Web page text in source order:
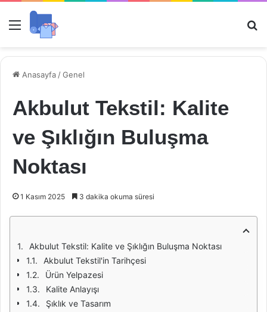
Menü
Anasayfa /Genel
Akbulut Tekstil: Kalite
ve Şıklığın Buluşma
Noktası
1 Kasım 2025 3 dakika okuma süresi
Akbulut Tekstil: Kalite ve Şıklığın Buluşma Noktası
Akbulut Tekstil'in Tarihçesi
Ürün Yelpazesi
Kalite Anlayışı
Şıklık ve Tasarım